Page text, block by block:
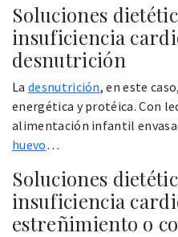
Soluciones
insuficiencia
desnutrición
La desnutrición, en este
energética y protéica. Con
alimentación infantil
huevo…
Soluciones
insuficiencia
estreñimiento o